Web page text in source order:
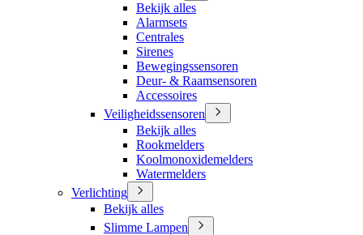
Bekijk alles
Alarmsets
Centrales
Sirenes
Bewegingssensoren
Deur- & Raamsensoren
Accessoires
Veiligheidssensoren
Bekijk alles
Rookmelders
Koolmonoxidemelders
Watermelders
Verlichting
Bekijk alles
Slimme Lampen